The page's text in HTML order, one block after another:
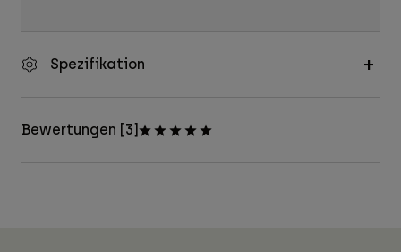
Spezifikation
Bewertungen [3]